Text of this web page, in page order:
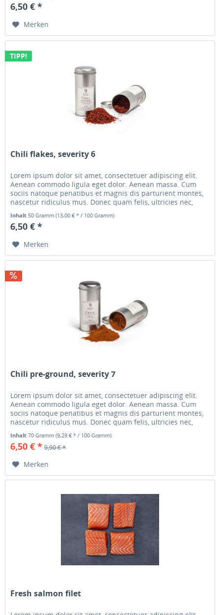
6,50 € *
Merken
TIPP!
Chili flakes, severity 6
Lorem ipsum dolor sit amet, consectetuer adipiscing elit.
Aenean commodo ligula eget dolor. Aenean massa. Cum
sociis natoque penatibus et magnis dis parturient montes,
nascetur ridiculus mus. Donec quam felis, ultricies nec,
pellentesque...
Inhalt 50 Gramm(13,00 € * / 100 Gramm)
6,50 € *
Merken
Chili pre-ground, severity 7
Lorem ipsum dolor sit amet, consectetuer adipiscing elit.
Aenean commodo ligula eget dolor. Aenean massa. Cum
sociis natoque penatibus et magnis dis parturient montes,
nascetur ridiculus mus. Donec quam felis, ultricies nec,
Inhalt70 Gramm(9,29 € * / 100 Gramm)
6,50 € * 9,90 € *
Merken
Fresh salmon filet